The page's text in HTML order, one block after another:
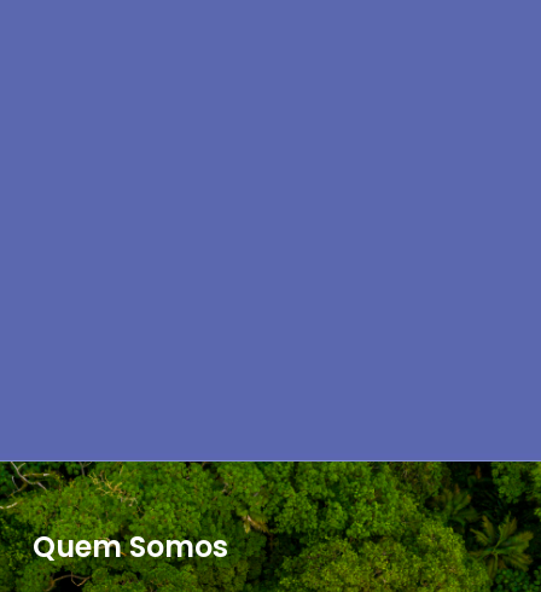
Quem Somos